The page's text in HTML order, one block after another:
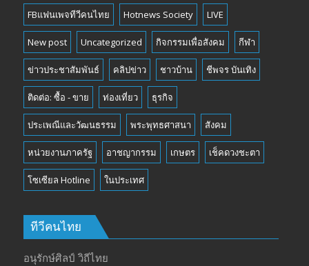
FBแฟนเพจทีวีคนไทย Hotnews Society LIVE
New post Uncategorized กิจกรรมเพื่อสังคม กีฬา
ข่าวประชาสัมพันธ์ คลิปข่าว ชาวบ้าน ชีพจร บันเทิง
ติดต่อ: ซื้อ - ขาย ท่องเที่ยว ธุรกิจ
ประเพณีและวัฒนธรรม พระพุทธศาสนา สังคม
หน่วยงานภาครัฐ อาชญากรรม เกษตร เช็คดวงชะตา
โซเซียล Hotline ในประเทศ
ทีวีคนไทย
อนุรักษ์ศิลป์ วิถีไทย